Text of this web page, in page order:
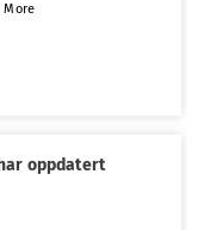
More
har oppdatert